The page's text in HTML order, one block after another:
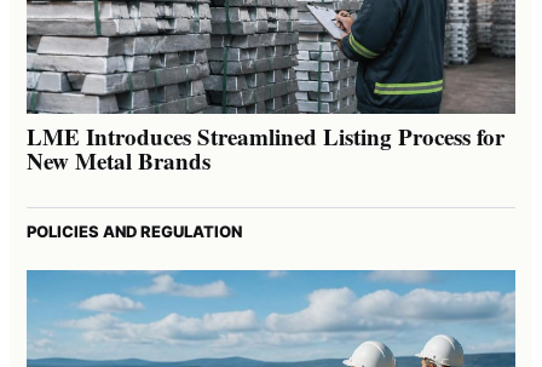
LME Introduces Streamlined Listing Process for
New Metal Brands
POLICIES AND REGULATION